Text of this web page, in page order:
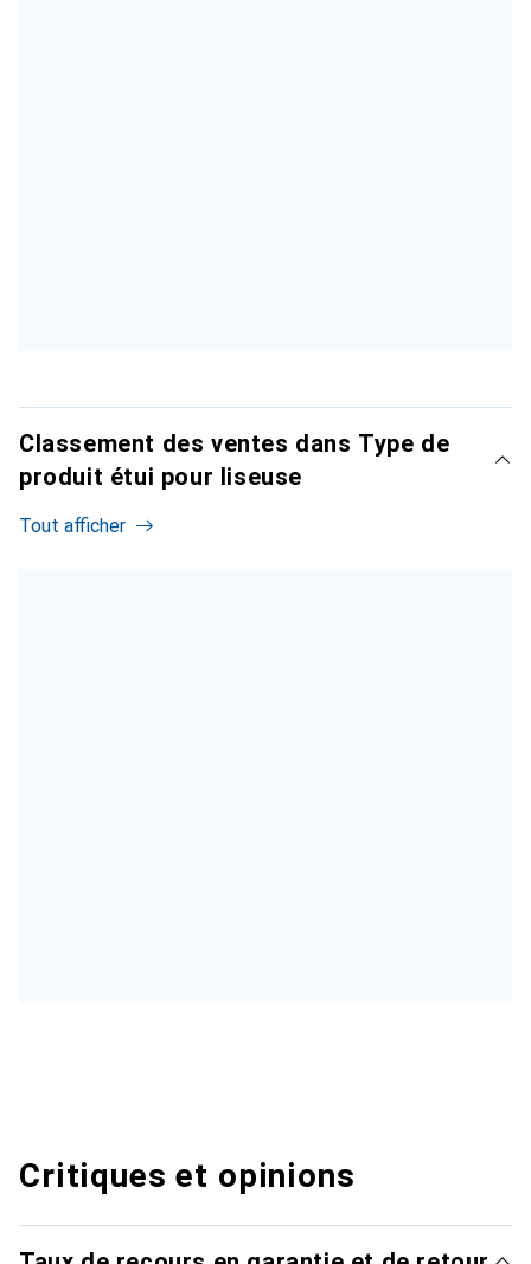
Classement des ventes dans Type de
produit étui pour liseuse
Tout afficher
Critiques et opinions